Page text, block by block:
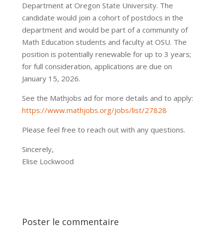
Department at Oregon State University. The
candidate would join a cohort of postdocs in the
department and would be part of a community of
Math Education students and faculty at OSU. The
position is potentially renewable for up to 3 years;
for full consideration, applications are due on
January 15, 2026.
See the Mathjobs ad for more details and to apply:
https://www.mathjobs.org/jobs/list/27828
Please feel free to reach out with any questions.
Sincerely,
Elise Lockwood
Poster le commentaire